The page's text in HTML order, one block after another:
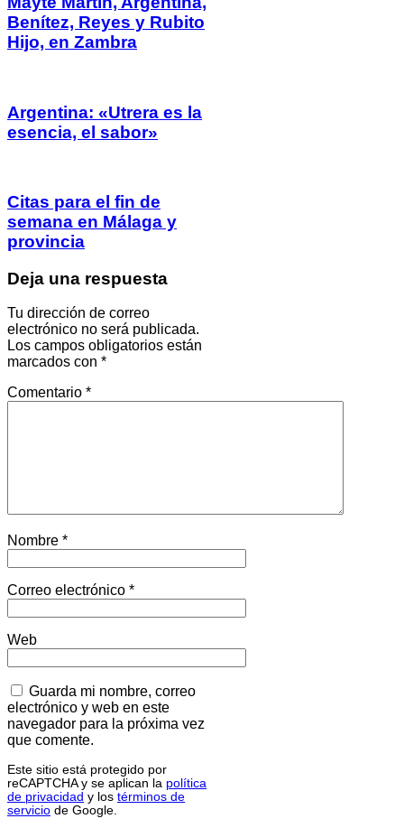
Benítez, Reyes y Rubito
Hijo, en Zambra
Argentina: «Utrera es la
esencia, el sabor»
Citas para el fin de
semana en Málaga y
provincia
Deja una respuesta
Tu dirección de correo
electrónico no será publicada.
Los campos obligatorios están
marcados con *
Comentario *
Nombre *
Correo electrónico *
Web
Guarda mi nombre, correo
electrónico y web en este
navegador para la próxima vez
que comente.
Este sitio está protegido por
reCAPTCHA y se aplican la política
de privacidad y los términos de
servicio de Google.